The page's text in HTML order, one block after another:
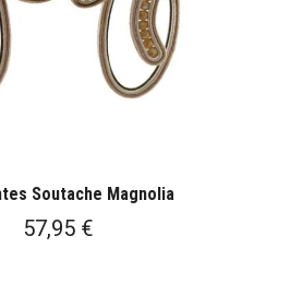
Soutache Magnolia
57,95 €